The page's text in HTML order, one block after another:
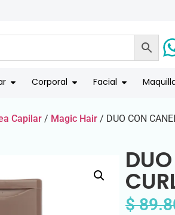
DE PAGO
Corporal Facial
Capilar / Magic Hair / DUO CON
$